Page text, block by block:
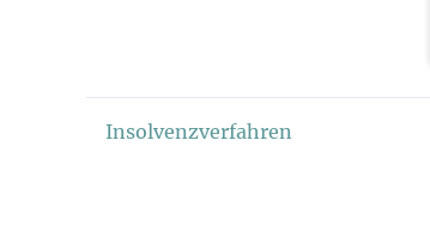
Insolvenzverfahren